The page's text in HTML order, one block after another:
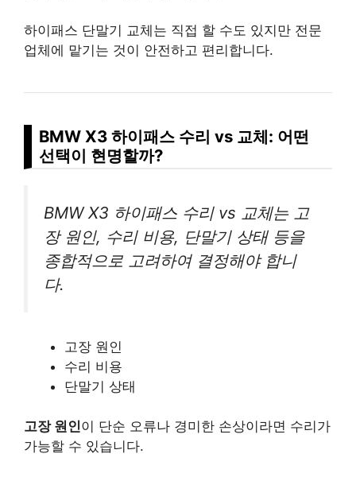
하이패스 단말기 교체는 직접 할 수도 있지만 전문
업체에 맡기는 것이 안전하고 편리합니다.
BMW X3 하이패스 수리 vs 교체: 어떤
선택이 현명할까?
BMW X3 하이패스 수리 vs 교체는 고
장 원인, 수리 비용, 단말기 상태 등을
종합적으로 고려하여 결정해야 합니
다.
고장 원인
수리 비용
단말기 상태
고장 원인이 단순 오류나 경미한 손상이라면 수리가
가능할 수 있습니다.